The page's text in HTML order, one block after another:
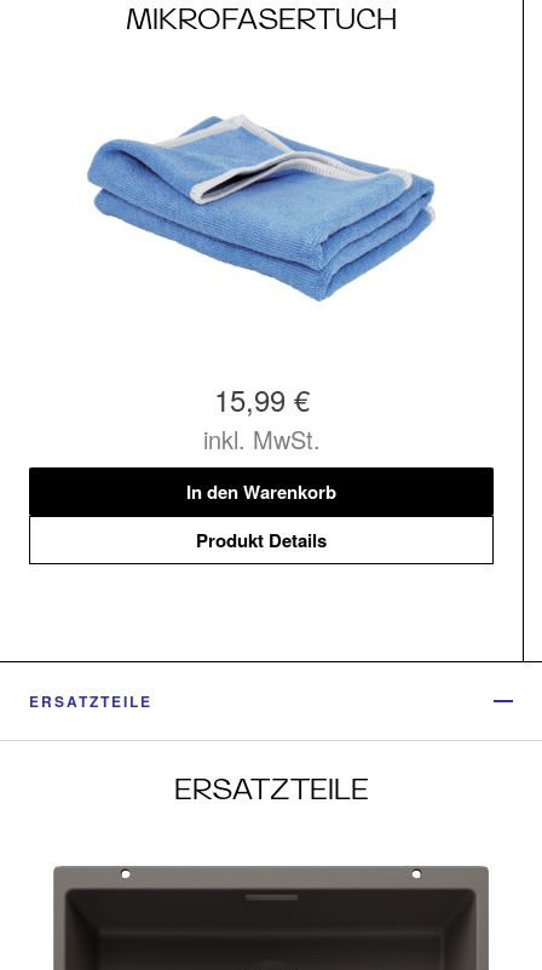
MIKROFASERTUCH
15,99 €
inkl. MwSt.
In den Warenkorb
Produkt Details
ERSATZTEILE
ERSATZTEILE